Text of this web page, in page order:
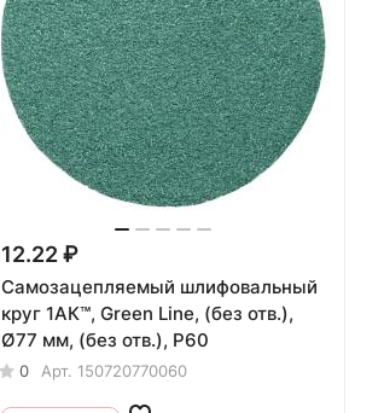
12.22 ₽
Самозацепляемый шлифовальный
круг 1АК™, Green Line, (без отв.),
Ø77 мм, (без отв.), P60
0 Арт. 150720770060